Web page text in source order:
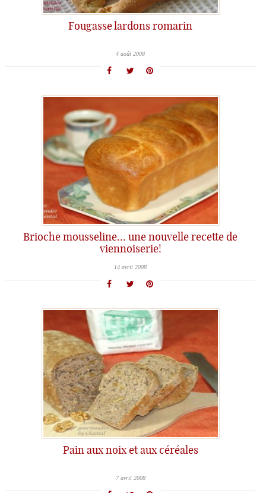
Fougasse lardons romarin
4 août 2008
Brioche mousseline… une nouvelle recette de
viennoiserie!
14 avril 2008
Pain aux noix et aux céréales
7 avril 2008